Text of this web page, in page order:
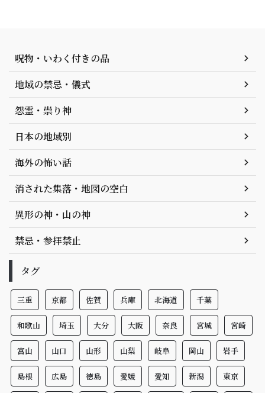
呪物・いわく付きの品
地域の禁忌・儀式
怨霊・祟り神
日本の地域別
海外の怖い話
消された集落・地図の空白
異形の神・山の神
禁忌・参拝禁止
タグ
三重 京都 佐賀 兵庫 北海道 千葉
和歌山 埼玉 大分 大阪 奈良 宮城 宮崎
富山 山口 山形 山梨 岐阜 岡山 岩手
島根 広島 徳島 愛媛 愛知 新潟 東京